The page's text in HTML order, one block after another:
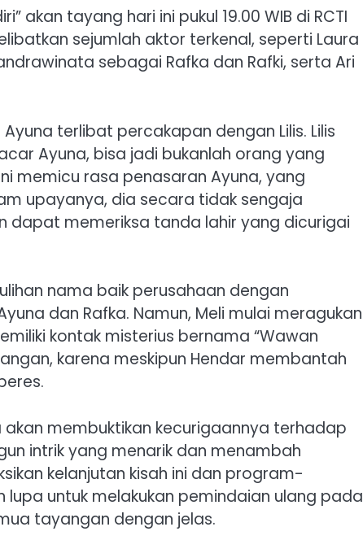
akan tayang hari ini pukul 19.00 WIB di RCTI
sejumlah aktor terkenal, seperti Laura
sebagai Rafka dan Rafki, serta Ari
terlibat percakapan dengan Lilis. Lilis
Ayuna, bisa jadi bukanlah orang yang
memicu rasa penasaran Ayuna, yang
upayanya, dia secara tidak sengaja
dapat memeriksa tanda lahir yang dicurigai
nama baik perusahaan dengan
dan Rafka. Namun, Meli mulai meragukan
kontak misterius bernama “Wawan
karena meskipun Hendar membantah
membuktikan kecurigaannya terhadap
intrik yang menarik dan menambah
kelanjutan kisah ini dan program-
lupa untuk melakukan pemindaian ulang pada
tayangan dengan jelas.